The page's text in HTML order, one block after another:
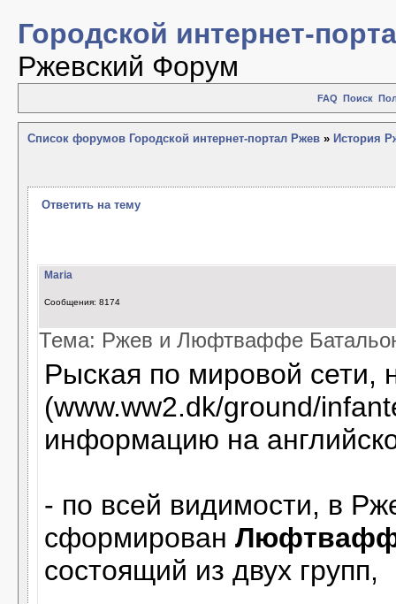
Городской интернет-
Ржевский Форум
FAQ Поиск
Список форумов Городской интернет-портал Ржев » История
Ответить на тему
Maria
Сообщения: 8174
Тема: Ржев и Люфтваффе
Рыская по мировой сети,
(www.ww2.dk/ground/
информацию на
- по всей видимости, в
сформирован
состоящий из двух групп,